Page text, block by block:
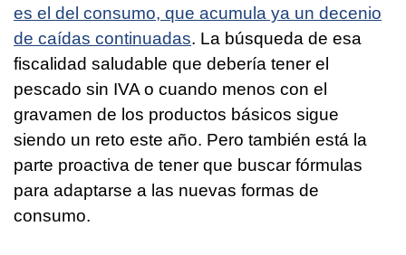
es el del consumo, que acumula ya un decenio
de caídas continuadas. La búsqueda de esa
fiscalidad saludable que debería tener el
pescado sin IVA o cuando menos con el
gravamen de los productos básicos sigue
siendo un reto este año. Pero también está la
parte proactiva de tener que buscar fórmulas
para adaptarse a las nuevas formas de
consumo.